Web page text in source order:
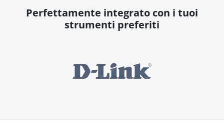
Perfettamente integrato con i tuoi
strumenti preferiti